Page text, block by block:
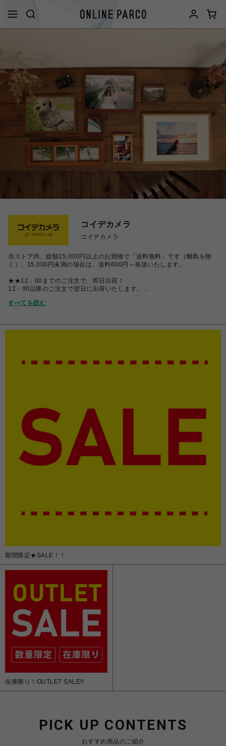
コイデカメラ
コイデカメラ
当ストア内、総額15,000円以上のお買物で「送料無料」です（離島を除
く）。15,000円未満の場合は、送料600円～発送いたします。
★★12：00までのご注文で、即日出荷！
12：00以降のご注文で翌日に出荷いたします。
※お客様都合のキャンセル・返品・返金の対応は致しかねますので、ご了
ショップ問い合わせメールから、キャンセル希望のメールをいただいても
すべてを読む
期間限定★SALE！！
在庫限り！OUTLET SALE!!
PICK UP CONTENTS
おすすめ商品のご紹介